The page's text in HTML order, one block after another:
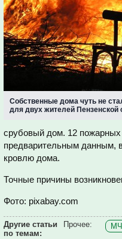
Собственные дома чуть не
для двух жителей Пензенской
срубовый дом. 12
предварительным данным,
кровлю дома.
Точные причины
Фото: pixabay.com
Другие статьи
по темам:
Прочее: